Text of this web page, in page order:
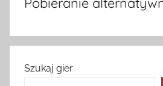
Szukaj gier